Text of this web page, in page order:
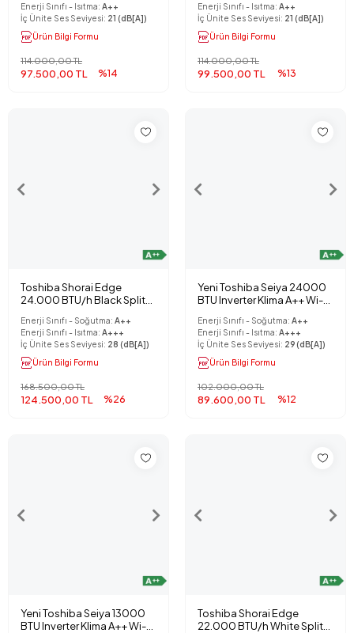
Enerji Sınıfı - Isıtma: A++
İç Ünite Ses Seviyesi: 21 (dB[A])
Ürün Bilgi Formu
97.500,00 TL
114.000,00 TL
%14
Enerji Sınıfı - Isıtma: A++
İç Ünite Ses Seviyesi: 21 (dB[A])
Ürün Bilgi Formu
99.500,00 TL
114.000,00 TL
%13
Toshiba Shorai Edge
24.000 BTU/h Black Split
Enerji Sınıfı - Soğutma: A++
Enerji Sınıfı - Isıtma: A+++
İç Ünite Ses Seviyesi: 28 (dB[A])
Ürün Bilgi Formu
124.500,00 TL
168.500,00 TL
%26
Yeni Toshiba Seiya 24000
BTU Inverter Klima A++ Wi-Fi
Enerji Sınıfı - Soğutma: A++
Enerji Sınıfı - Isıtma: A+++
İç Ünite Ses Seviyesi: 29 (dB[A])
Ürün Bilgi Formu
89.600,00 TL
102.000,00 TL
%12
Yeni Toshiba Seiya 13000
BTU Inverter Klima A++ Wi-Fi
Toshiba Shorai Edge
22.000 BTU/h White Split